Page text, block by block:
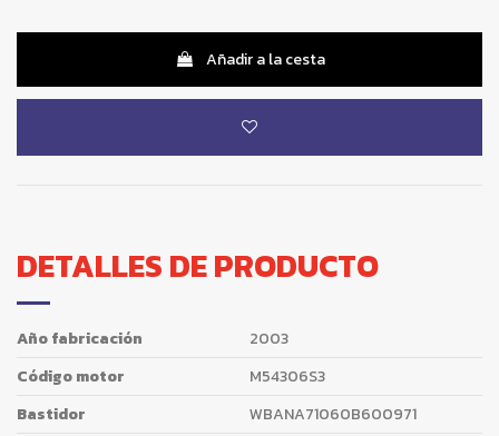
Añadir a la cesta
DETALLES DE PRODUCTO
Año fabricación
2003
Código motor
M54306S3
Bastidor
WBANA71060B600971